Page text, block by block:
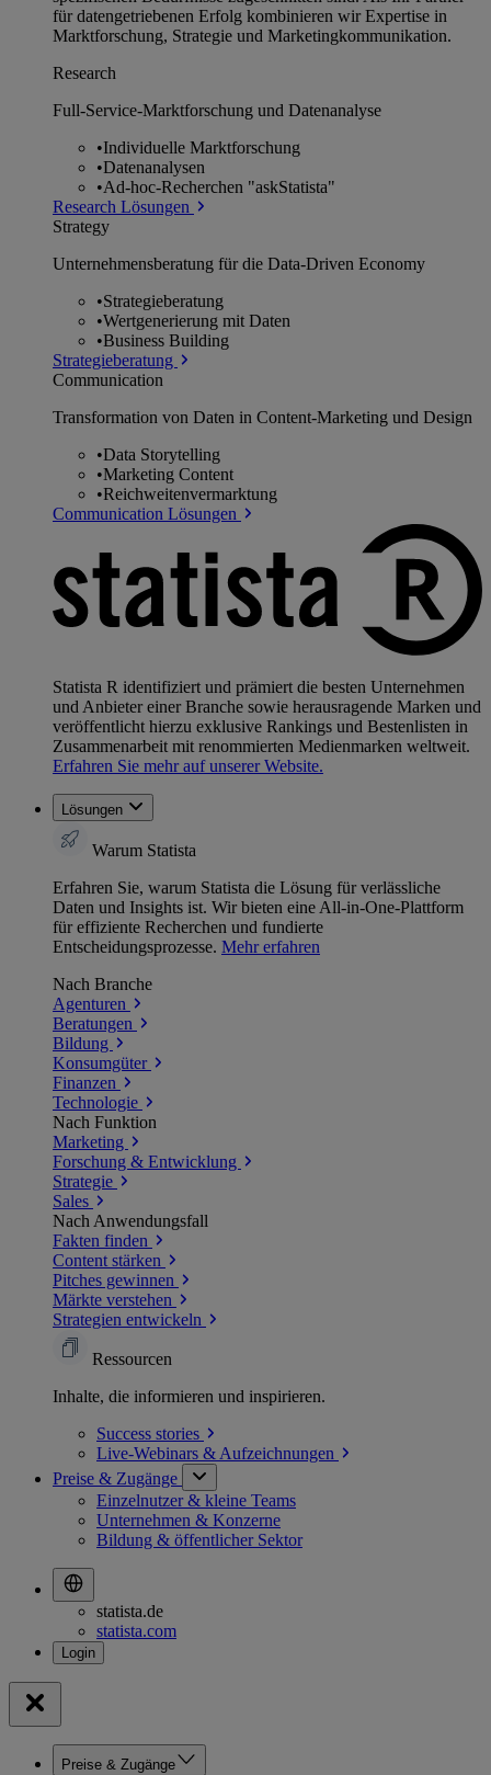
für datengetriebenen Erfolg kombinieren wir Expertise in
Marktforschung, Strategie und Marketingkommunikation.
Research
Full-Service-Marktforschung und Datenanalyse
•Individuelle Marktforschung
•Datenanalysen
•Ad-hoc-Recherchen "askStatista"
Research Lösungen
Strategy
Unternehmens­beratung für die Data-Driven Economy
•Strategieberatung
•Wertgenerierung mit Daten
•Business Building
Strategieberatung
Communication
Transformation von Daten in Content-Marketing und Design
•Data Storytelling
•Marketing Content
•Reichweitenvermarktung
Communication Lösungen
Statista R identifiziert und prämiert die besten Unternehmen
und Anbieter einer Branche sowie herausragende Marken und
veröffentlicht hierzu exklusive Rankings und Bestenlisten in
Zusammenarbeit mit renommierten Medienmarken weltweit.
Erfahren Sie mehr auf unserer Website.
Lösungen
Warum Statista
Erfahren Sie, warum Statista die Lösung für verlässliche
Daten und Insights ist. Wir bieten eine All-in-One-Plattform
für effiziente Recherchen und fundierte
Entscheidungsprozesse. Mehr erfahren
Nach Branche
Agenturen
Beratungen
Bildung
Konsumgüter
Finanzen
Technologie
Nach Funktion
Marketing
Forschung & Entwicklung
Strategie
Sales
Nach Anwendungsfall
Fakten finden
Content stärken
Pitches gewinnen
Märkte verstehen
Strategien entwickeln
Ressourcen
Inhalte, die informieren und inspirieren.
Success stories
Live-Webinars & Aufzeichnungen
Preise & Zugänge
Einzelnutzer & kleine Teams
Unternehmen & Konzerne
Bildung & öffentlicher Sektor
statista.de
statista.com
Preise & Zugänge